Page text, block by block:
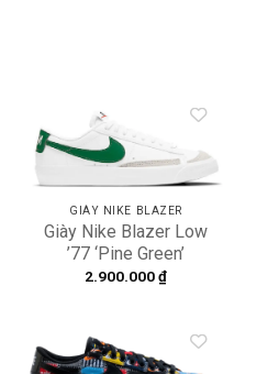
Add to
wishlist
GIÀY NIKE BLAZER
Giày Nike Blazer Low
’77 ‘Pine Green’
DA4074-115
2.900.000₫